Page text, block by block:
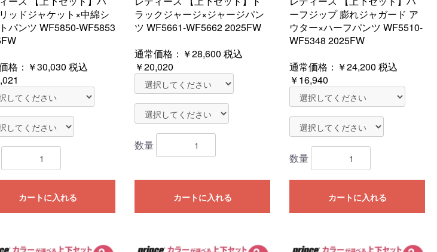
ッドジャケット×中綿シ
パンツ WF5850-WF5853
格： ￥30,030 税込
カートに入れる
ラックジャージ×ジャージパン
ツ WF5661-WF5662 2025FW
通常価格： ￥28,600 税込
￥20,020
数量
カートに入れる
ーフジップ 膨れジャガード ア
ウター×ハーフパンツ WF5510-
WF5348 2025FW
通常価格： ￥24,200 税込
￥16,940
数量
カートに入れる